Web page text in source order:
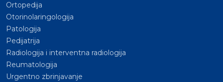
Ortopedija
Otorinolaringologija
Patologija
Pedijatrija
Radiologija i interventna radiologija
Reumatologija
Urgentno zbrinjavanje